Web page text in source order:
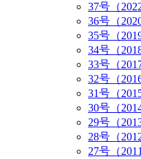
37号（
36号（
35号（
34号（
33号（
32号（
31号（
30号（
29号（
28号（
27号（